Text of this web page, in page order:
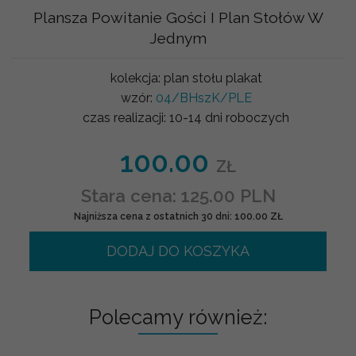
Plansza Powitanie Gości I Plan Stołów W
Jednym
kolekcja: plan stołu plakat
wzór: 04/BHszK/PLE
czas realizacji: 10-14 dni roboczych
100.00 ZŁ
Stara cena: 125.00 PLN
Najniższa cena z ostatnich 30 dni: 100.00 ZŁ
DODAJ DO KOSZYKA
Polecamy również: